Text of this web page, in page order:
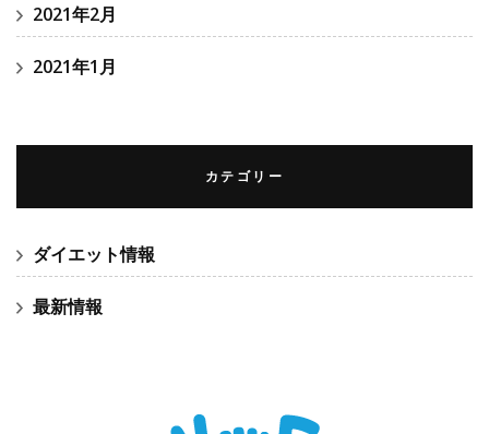
2021年2月
2021年1月
カテゴリー
ダイエット情報
最新情報